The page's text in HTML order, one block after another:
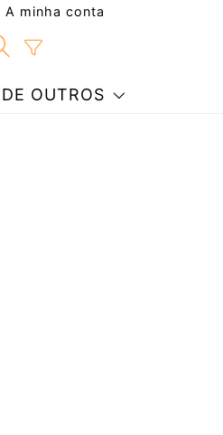
A minha conta
DE OUTROS